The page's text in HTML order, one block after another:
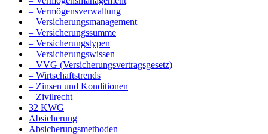
– Vermögensverwaltung
– Versicherungsmanagement
– Versicherungssumme
– Versicherungstypen
– Versicherungswissen
– VVG (Versicherungsvertragsgesetz)
– Wirtschaftstrends
– Zinsen und Konditionen
– Zivilrecht
32 KWG
Absicherung
Absicherungsmethoden